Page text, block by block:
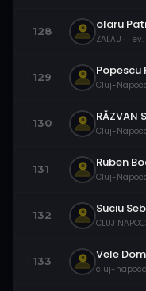
128 olaru
ZALAU · 1 ev.
129 Popescu
Cluj-
130 RĂZVAN
Cluj-
131 Ruben
Cluj-
132 Suciu
CLUJ
133 Vele
cluj-napoca